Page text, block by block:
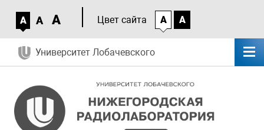
A A A Цвет сайта A A
Университет Лобачевского